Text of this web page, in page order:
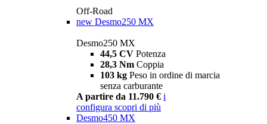
Off-Road
new Desmo250 MX
Desmo250 MX
44,5 CV Potenza
28,3 Nm Coppia
103 kg Peso in ordine di marcia
senza carburante
A partire da 11.790 € i
configura scopri di più
Desmo450 MX